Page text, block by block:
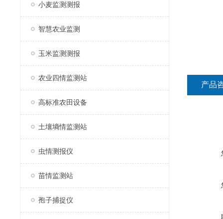
小麦监测测报
智慧农业监测
玉米监测测报
农业四情监测站
高标准农田设备
土壤墒情监测站
虫情测报仪
苗情监测站
孢子捕捉仪
产品